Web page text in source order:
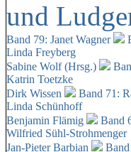
und
Band 79: Janet Wagner
Linda Freyberg
Sabine Wolf (Hrsg.)
Katrin Toetzke
Dirk Wissen
Band 71:
Linda Schünhoff
Benjamin Flämig
Band
Wilfried Sühl-Strohmenger
Jan-Pieter Barbian